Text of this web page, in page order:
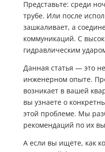
Представьте: среди
трубе. Или после
зашкаливает, а
коммуникаций. С
гидравлическим
Данная статья — это
инженерном опыте.
возникает в вашей
вы узнаете о
этой проблеме. Мы
рекомендаций по их
А если вы ищете, как